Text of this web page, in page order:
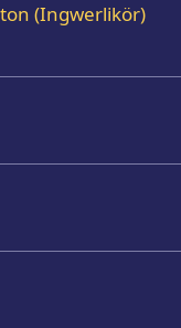
(Ingwerlikör)